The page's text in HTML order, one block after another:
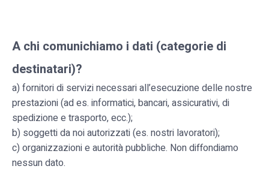
A chi comunichiamo i dati (categorie di
destinatari)?
a) fornitori di servizi necessari all’esecuzione delle nostre
prestazioni (ad es. informatici, bancari, assicurativi, di
spedizione e trasporto, ecc.);
b) soggetti da noi autorizzati (es. nostri lavoratori);
c) organizzazioni e autorità pubbliche. Non diffondiamo
nessun dato.